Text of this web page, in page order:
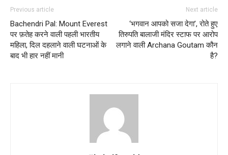
Previous article
‎Bachendri Pal: Mount Everest
पर फ़तेह करने वाली पहली भारतीय
महिला, दिल दहलाने वाली घटनाओं के
बाद भी हार नहीं मानी
Next article
‘भगवान आपको सजा देगा’, रोते हुए
तिरुपति बालाजी मंदिर स्टाफ पर आरोप
लगाने वाली Archana Goutam कौन
है?